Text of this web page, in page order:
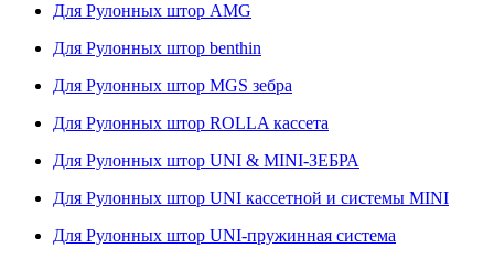
Для Рулонных штор AMG
Для Рулонных штор benthin
Для Рулонных штор MGS зебра
Для Рулонных штор ROLLA кассета
Для Рулонных штор UNI & MINI-ЗЕБРА
Для Рулонных штор UNI кассетной и системы MINI
Для Рулонных штор UNI-пружинная система